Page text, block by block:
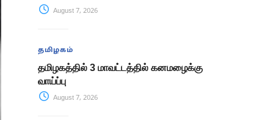
August 7, 2026
தமிழகம்
தமிழகத்தில் 3 மாவட்டத்தில் கனமழைக்கு
வாய்ப்பு
August 7, 2026